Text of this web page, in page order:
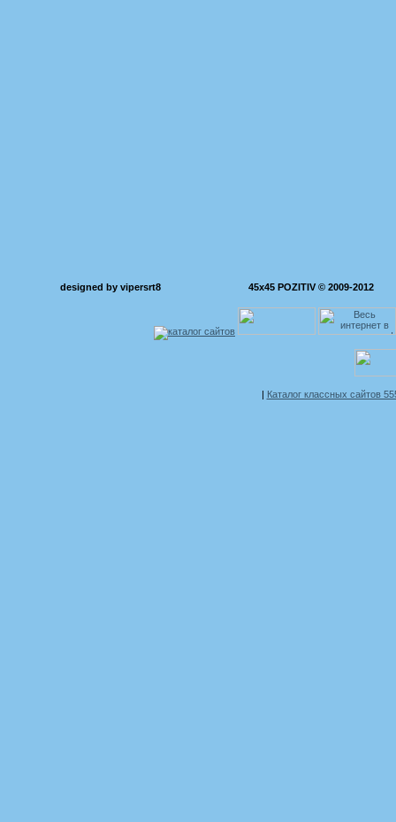
designed by vipersrt8 45x45 POZITIV © 2009-2012
Каталог классных сайтов